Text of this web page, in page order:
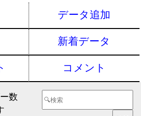
データ追加
新着データ
コメント
数